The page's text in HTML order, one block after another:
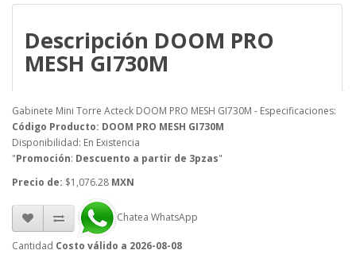
Descripción DOOM PRO
MESH GI730M
Gabinete Mini Torre Acteck DOOM PRO MESH GI730M - Especificaciones:
Código Producto: DOOM PRO MESH GI730M
Disponibilidad: En Existencia
"Promoción: Descuento a partir de 3pzas"
Precio de: $1,076.28 MXN
Chatea WhatsApp
Cantidad Costo válido a 2026-08-08